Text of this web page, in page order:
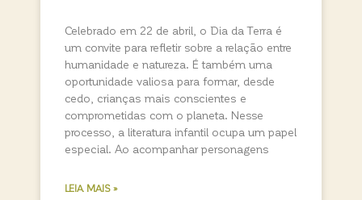
Celebrado em 22 de abril, o Dia da Terra é
um convite para refletir sobre a relação entre
humanidade e natureza. É também uma
oportunidade valiosa para formar, desde
cedo, crianças mais conscientes e
comprometidas com o planeta. Nesse
processo, a literatura infantil ocupa um papel
especial. Ao acompanhar personagens
LEIA MAIS »